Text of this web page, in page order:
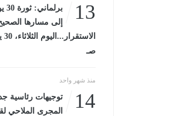
13
إلى مسارها
صـ
منذ شهر واحد
14
توجيهات رئاسية
المجرى الملاحي